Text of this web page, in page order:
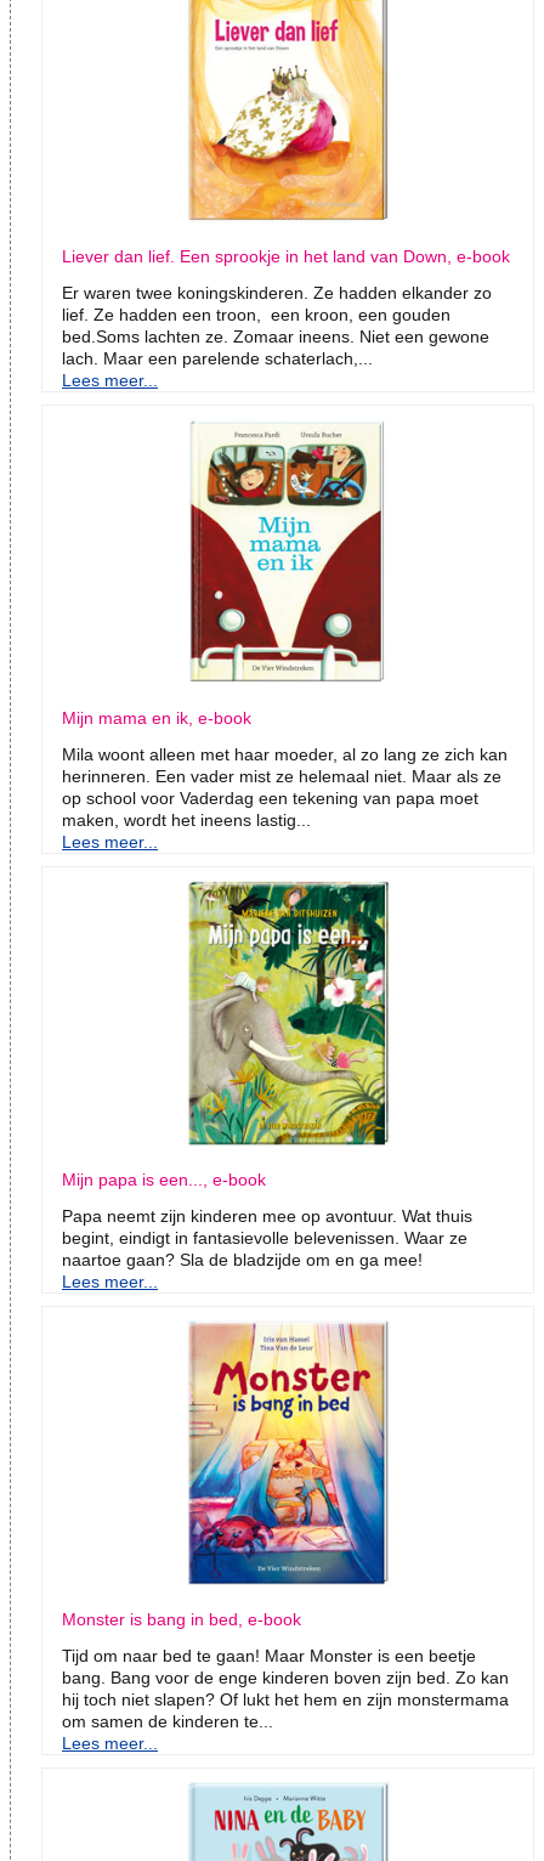
Liever dan lief. Een sprookje in het land van Down, e-book
Er waren twee koningskinderen. Ze hadden elkander zo
lief. Ze hadden een troon, een kroon, een gouden
bed.Soms lachten ze. Zomaar ineens. Niet een gewone
lach. Maar een parelende schaterlach,...
Lees meer...
Mijn mama en ik, e-book
Mila woont alleen met haar moeder, al zo lang ze zich kan
herinneren. Een vader mist ze helemaal niet. Maar als ze
op school voor Vaderdag een tekening van papa moet
maken, wordt het ineens lastig...
Lees meer...
Mijn papa is een..., e-book
Papa neemt zijn kinderen mee op avontuur. Wat thuis
begint, eindigt in fantasievolle belevenissen. Waar ze
naartoe gaan? Sla de bladzijde om en ga mee!
Lees meer...
Monster is bang in bed, e-book
Tijd om naar bed te gaan! Maar Monster is een beetje
bang. Bang voor de enge kinderen boven zijn bed. Zo kan
hij toch niet slapen? Of lukt het hem en zijn monstermama
om samen de kinderen te...
Lees meer...